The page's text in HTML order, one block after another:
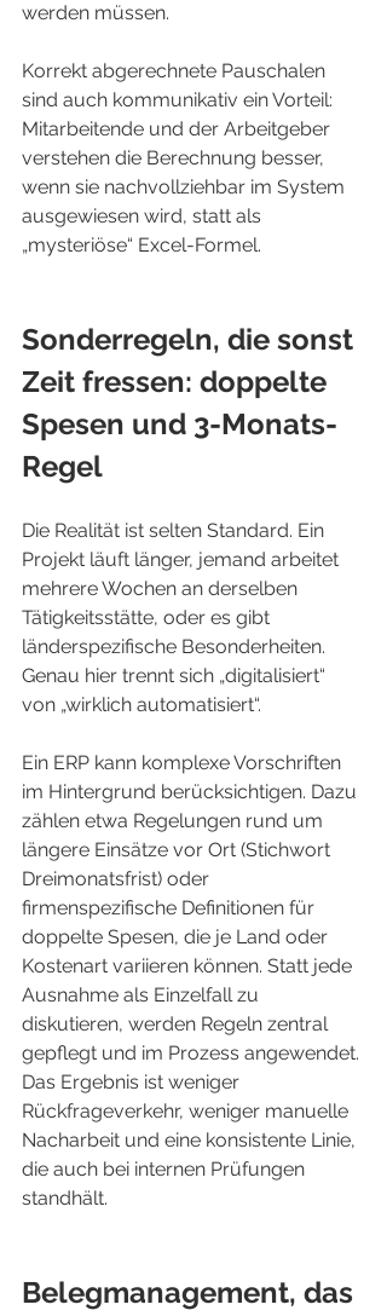
werden müssen.
Korrekt abgerechnete Pauschalen
sind auch kommunikativ ein Vorteil:
Mitarbeitende und der Arbeitgeber
verstehen die Berechnung besser,
wenn sie nachvollziehbar im System
ausgewiesen wird, statt als
„mysteriöse“ Excel-Formel.
Sonderregeln, die sonst
Zeit fressen: doppelte
Spesen und 3-Monats-
Regel
Die Realität ist selten Standard. Ein
Projekt läuft länger, jemand arbeitet
mehrere Wochen an derselben
Tätigkeitsstätte, oder es gibt
länderspezifische Besonderheiten.
Genau hier trennt sich „digitalisiert“
von „wirklich automatisiert“.
Ein ERP kann komplexe Vorschriften
im Hintergrund berücksichtigen. Dazu
zählen etwa Regelungen rund um
längere Einsätze vor Ort (Stichwort
Dreimonatsfrist) oder
firmenspezifische Definitionen für
doppelte Spesen, die je Land oder
Kostenart variieren können. Statt jede
Ausnahme als Einzelfall zu
diskutieren, werden Regeln zentral
gepflegt und im Prozess angewendet.
Das Ergebnis ist weniger
Rückfrageverkehr, weniger manuelle
Nacharbeit und eine konsistente Linie,
die auch bei internen Prüfungen
standhält.
Belegmanagement, das